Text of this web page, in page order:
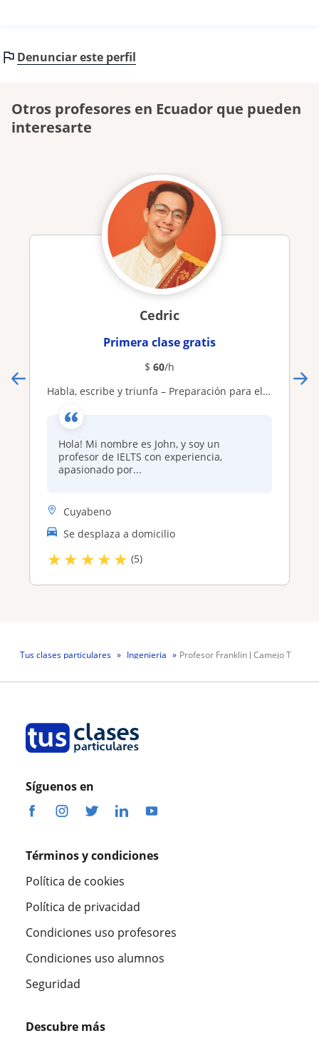
Denunciar este perfil
Otros profesores en Ecuador que pueden
interesarte
Cedric
Primera clase gratis
$ 60/h
Habla, escribe y triunfa – Preparación para el IELTS con John
Hola! Mi nombre es John, y soy un
profesor de IELTS con experiencia,
apasionado por...
Cuyabeno
Se desplaza a domicilio
★★ ★★★ (5)
Tus clases particulares Ingenieria Profesor Franklin J Camejo T
Síguenos en
Términos y condiciones
Política de cookies
Política de privacidad
Condiciones uso profesores
Condiciones uso alumnos
Seguridad
Descubre más